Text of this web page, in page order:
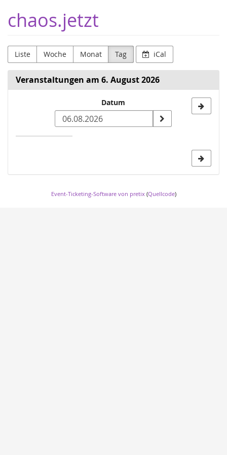
Haupt-
Inhalt
chaos.jetzt
Liste Woche Monat Tag iCal
Veranstaltungen am 6. August 2026
zur
Anzeige
Datum
Event-Ticketing-Software von pretix(Quellcode)